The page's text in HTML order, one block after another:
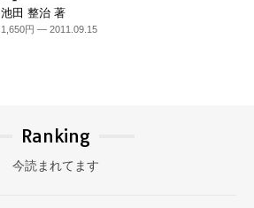
池田 整治 著
1,650円 — 2011.09.15
Ranking
今読まれてます